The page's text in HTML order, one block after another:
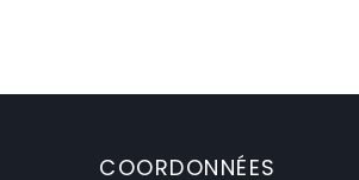
COORDONNÉES